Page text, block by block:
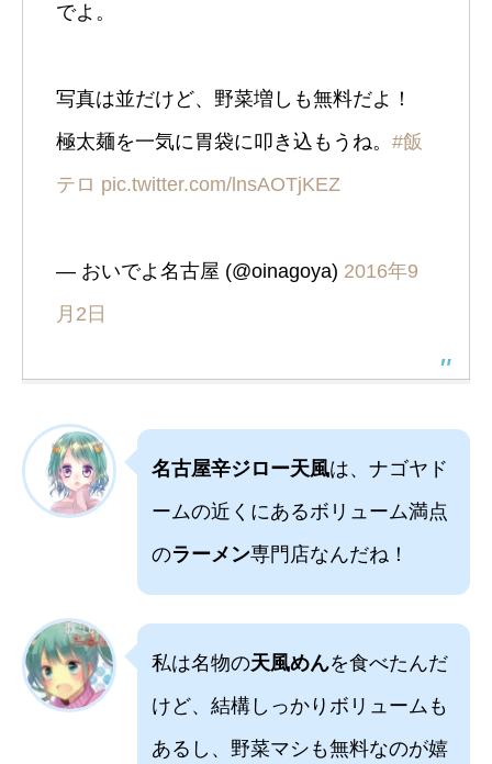
でよ。
写真は並だけど、野菜増しも無料だよ！
極太麺を一気に胃袋に叩き込もうね。 #飯
テロ pic.twitter.com/lnsAOTjKEZ
— おいでよ名古屋 (@oinagoya) 2016年9
月2日
名古屋辛ジロー天風は、ナゴヤド
ームの近くにあるボリューム満点
のラーメン専門店なんだね！
私は名物の天風めんを食べたんだ
けど、結構しっかりボリュームも
あるし、野菜マシも無料なのが嬉